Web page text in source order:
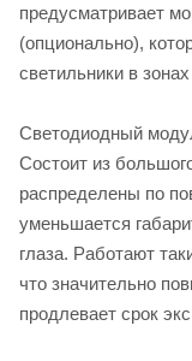
предусматривает
(опционально),
светильники в
Светодиодный
Состоит из
распределены по
уменьшается
глаза. Работают
что значительно
продлевает срок